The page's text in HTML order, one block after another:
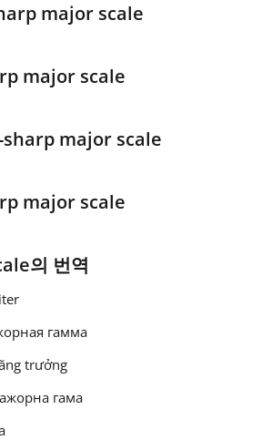
major scale
major scale
sharp major scale
major scale
의 번역
гамма
trưởng
гама